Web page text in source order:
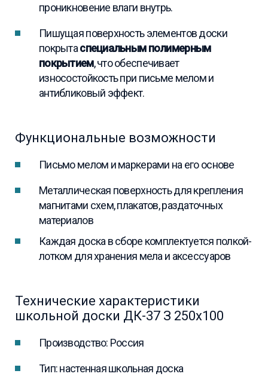
проникновение влаги внутрь.
Пишущая поверхность элементов доски
покрытаспециальным полимерным
покрытием, что обеспечивает
износостойкость при письме мелом и
антибликовый эффект.
Функциональные возможности
Письмо мелом и маркерами на его основе
Металлическая поверхность для крепления
магнитами схем, плакатов, раздаточных
материалов
Каждая доска в сборе комплектуется полкой-
лотком для хранения мела и аксессуаров
Технические характеристики
школьной доски ДК-37 З 250х100
Производство: Россия
Тип: настенная школьная доска